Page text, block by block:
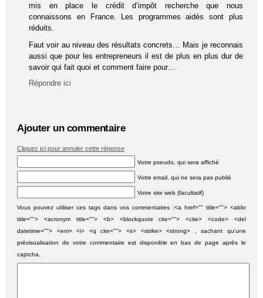
mis en place le crédit d’impôt recherche que nous
connaissons en France. Les programmes aidés sont plus
réduits.
Faut voir au niveau des résultats concrets… Mais je reconnais
aussi que pour les entrepreneurs il est de plus en plus dur de
savoir qui fait quoi et comment faire pour…
Répondre ici
Ajouter un commentaire
Cliquez ici pour annuler cette réponse
Votre pseudo, qui sera affiché
Votre email, qui ne sera pas publié
Votre site web (facultatif)
Vous pouvez utiliser ces tags dans vos commentaires :<a href="" title=""> <abbr
title=""> <acronym title=""> <b> <blockquote cite=""> <cite> <code> <del
datetime=""> <em> <i> <q cite=""> <s> <strike> <strong> , sachant qu'une
prévisualisation de votre commentaire est disponible en bas de page après le
captcha.